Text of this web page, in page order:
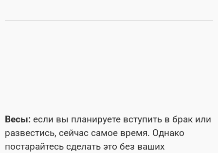
Весы: если вы планируете вступить в брак или
развестись, сейчас самое время. Однако
постарайтесь сделать это без ваших